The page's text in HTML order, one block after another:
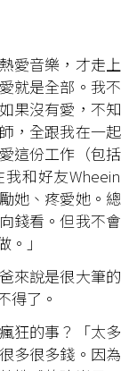
愛音樂，才走上
就是全部。我不
果沒有愛，不知
，全跟我在一起
這份工作（包括
和好友Wheein
她、疼愛她。總
錢看。但我不會
」
來說是很大筆的
得了。
狂的事？「太多
多很多錢。因為